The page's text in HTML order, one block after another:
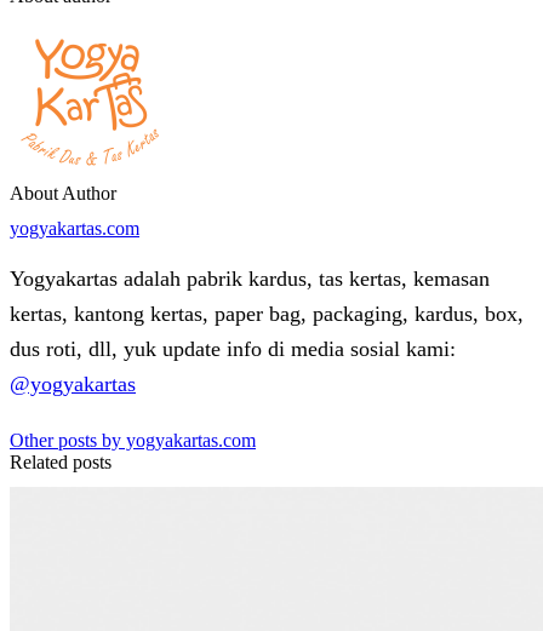
About Author
yogyakartas.com
Yogyakartas adalah pabrik kardus, tas kertas, kemasan
kertas, kantong kertas, paper bag, packaging, kardus, box,
dus roti, dll, yuk update info di media sosial kami:
@yogyakartas
Other posts by yogyakartas.com
Related posts